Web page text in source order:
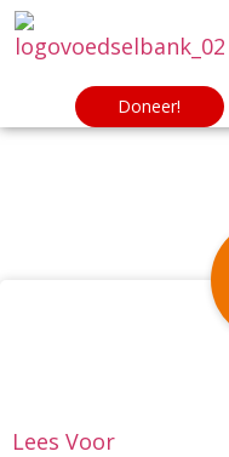
Doneer!
Lees Voor